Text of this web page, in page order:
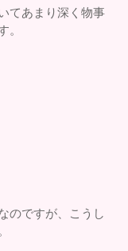
てあまり深く物事
。
のですが、こうし